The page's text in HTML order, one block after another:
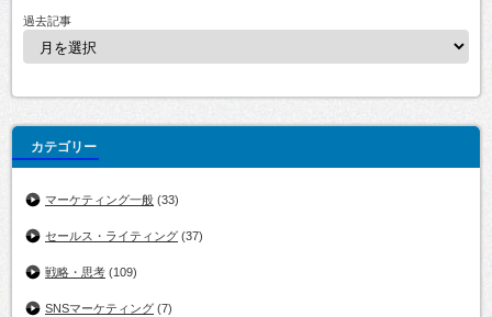
過去記事
カテゴリー
マーケティング一般 (33)
セールス・ライティング (37)
戦略・思考 (109)
SNSマーケティング (7)